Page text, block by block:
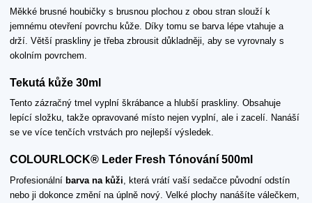
Měkké brusné houbičky s brusnou plochou z obou stran slouží k
jemnému otevření povrchu kůže. Díky tomu se barva lépe vtahuje a
drží. Větší praskliny je třeba zbrousit důkladněji, aby se vyrovnaly s
okolním povrchem.
Tekutá kůže 30ml
Tento zázračný tmel vyplní škrábance a hlubší praskliny. Obsahuje
lepící složku, takže opravované místo nejen vyplní, ale i zacelí. Nanáší
se ve více tenčích vrstvách pro nejlepší výsledek.
COLOURLOCK® Leder Fresh Tónování 500ml
Profesionální barva na kůži , která vrátí vaší sedačce původní odstín
nebo ji dokonce změní na úplně nový. Velké plochy nanášíte válečkem,